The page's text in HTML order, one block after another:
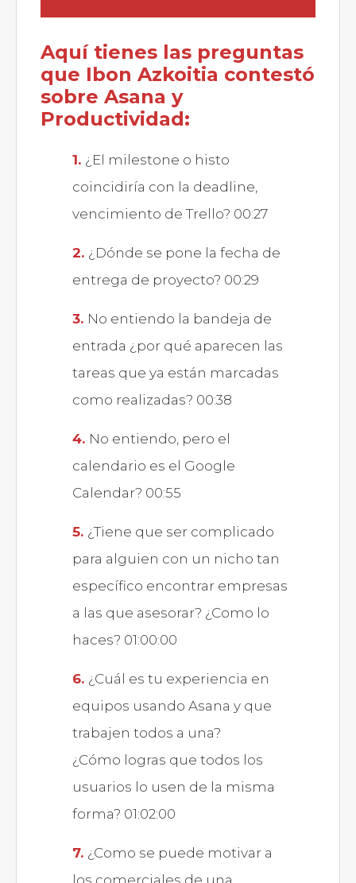
Aquí tienes las preguntas
que Ibon Azkoitia contestó
sobre Asana y
Productividad:
¿El milestone o histo
coincidiría con la deadline,
vencimiento de Trello? 00:27
¿Dónde se pone la fecha de
entrega de proyecto? 00:29
No entiendo la bandeja de
entrada ¿por qué aparecen las
tareas que ya están marcadas
como realizadas? 00:38
No entiendo, pero el
calendario es el Google
Calendar? 00:55
¿Tiene que ser complicado
para alguien con un nicho tan
específico encontrar empresas
a las que asesorar? ¿Como lo
haces? 01:00:00
¿Cuál es tu experiencia en
equipos usando Asana y que
trabajen todos a una?
¿Cómo logras que todos los
usuarios lo usen de la misma
forma? 01:02:00
¿Como se puede motivar a